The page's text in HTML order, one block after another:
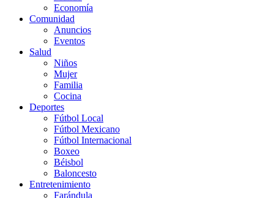
Economía
Comunidad
Anuncios
Eventos
Salud
Niños
Mujer
Familia
Cocina
Deportes
Fútbol Local
Fútbol Mexicano
Fútbol Internacional
Boxeo
Béisbol
Baloncesto
Entretenimiento
Farándula